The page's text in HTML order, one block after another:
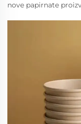
nove papirnate